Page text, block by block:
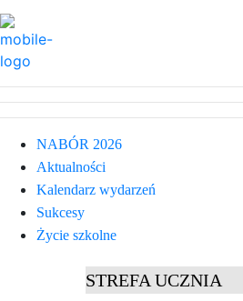
NABÓR 2026
Aktualności
Kalendarz wydarzeń
Sukcesy
Życie szkolne
STREFA UCZNIA